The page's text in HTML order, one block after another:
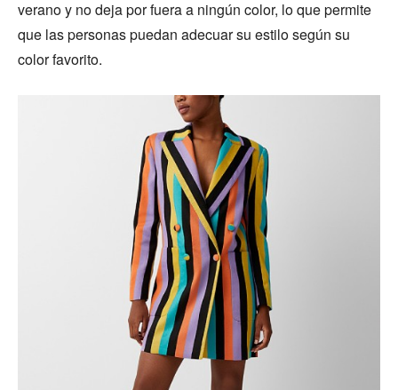
verano y no deja por fuera a ningún color, lo que permite
que las personas puedan adecuar su estilo según su
color favorito.